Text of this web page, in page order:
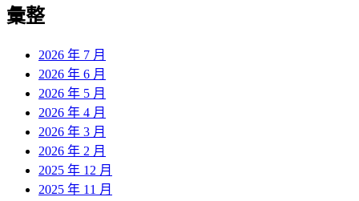
彙整
2026 年 7 月
2026 年 6 月
2026 年 5 月
2026 年 4 月
2026 年 3 月
2026 年 2 月
2025 年 12 月
2025 年 11 月